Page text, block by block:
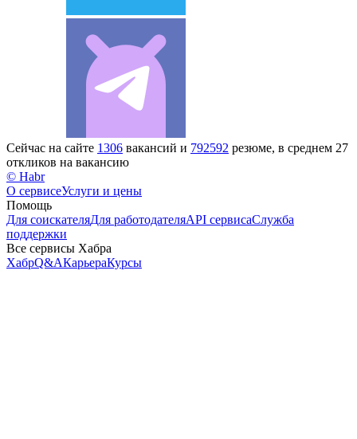
Сейчас на сайте 1306 вакансий и 792592 резюме, в среднем 27
откликов на вакансию
© Habr
О сервисеУслуги и цены
Помощь
Для соискателяДля работодателяAPI сервисаСлужба
поддержки
Все сервисы Хабра
ХабрQ&AКарьераКурсы